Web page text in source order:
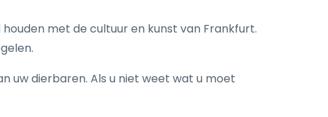
houden met de cultuur en kunst van Frankfurt.
uw dierbaren. Als u niet weet wat u moet